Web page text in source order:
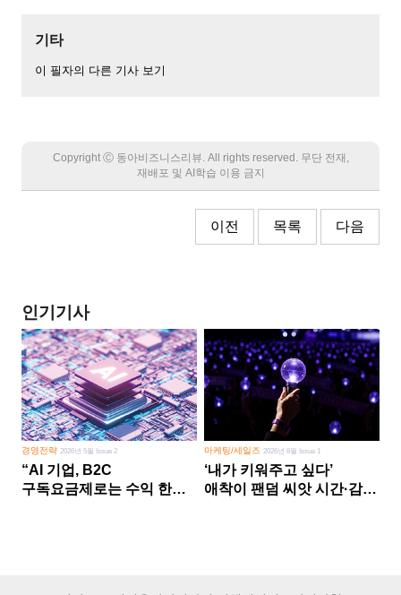
기타
이 필자의 다른 기사 보기
Copyright Ⓒ 동아비즈니스리뷰. All rights reserved. 무단 전재,
재배포 및 AI학습 이용 금지
이전 목록 다음
인기기사
경영전략 2026년 5월 Issue 2
“AI 기업, B2C
구독요금제로는 수익 한계
마케팅/세일즈 2026년 8월 Issue 1
‘내가 키워주고 싶다’
애착이 팬덤 씨앗 시간·감정